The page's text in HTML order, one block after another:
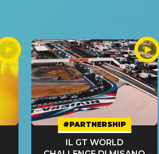
#PARTNERSHIP
IL GT WORLD